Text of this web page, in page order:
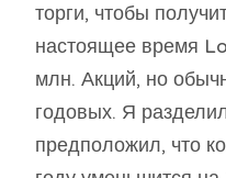
торги, чтобы
настоящее время
млн. Акций, но
годовых. Я
предположил, что